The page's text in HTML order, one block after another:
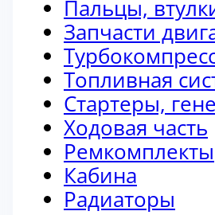
Пальцы,
Запчасти
Топливная
Стартеры,
Ходовая часть
Ремкомплекты
Кабина
Радиаторы